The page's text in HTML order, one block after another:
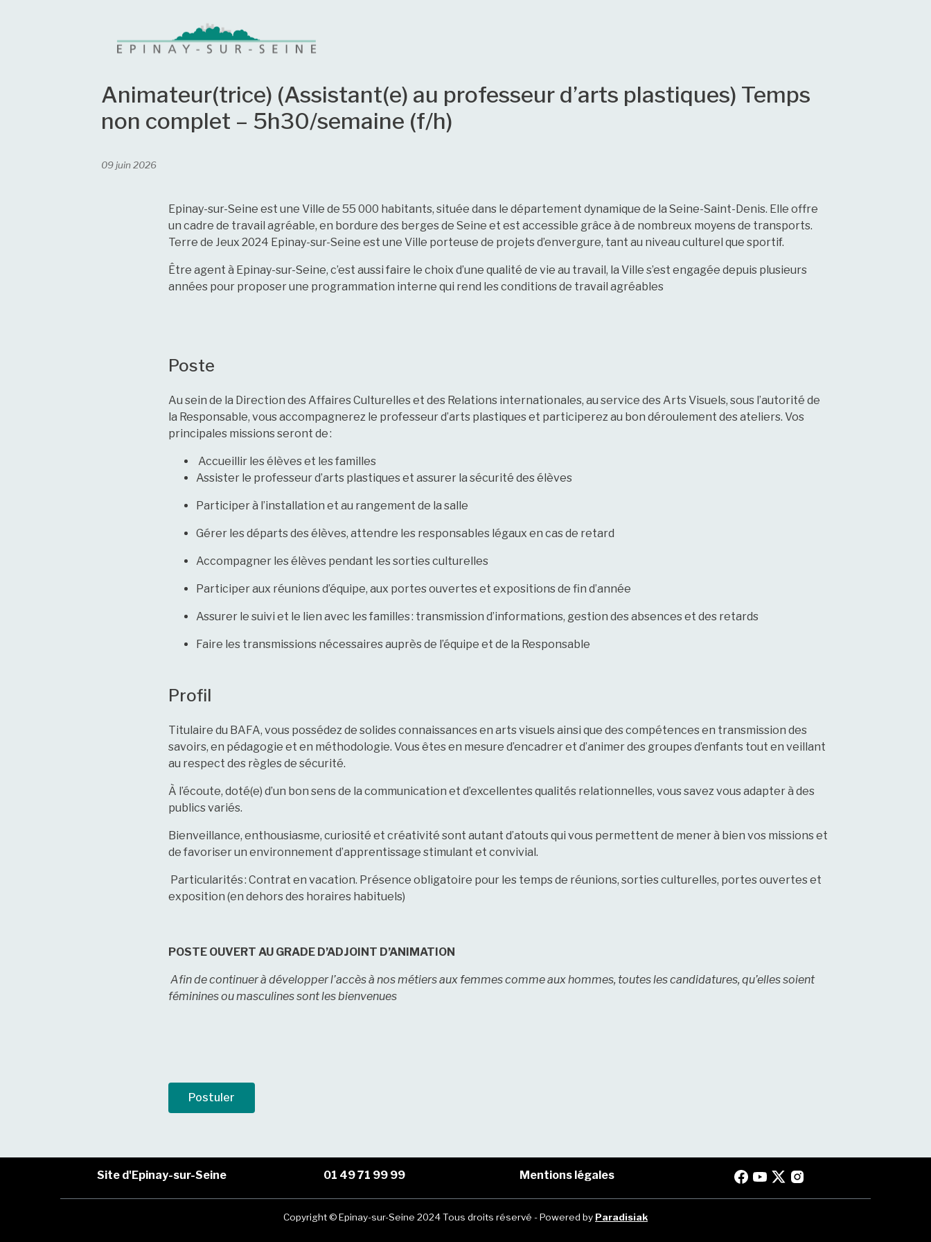
Animateur(trice) (Assistant(e) au professeur d’arts plastiques) Temps
non complet – 5h30/semaine (f/h)
09 juin 2026
Epinay-sur-Seine est une Ville de 55 000 habitants, située dans le département dynamique de la Seine-Saint-Denis. Elle offre
un cadre de travail agréable, en bordure des berges de Seine et est accessible grâce à de nombreux moyens de transports.
Terre de Jeux 2024 Epinay-sur-Seine est une Ville porteuse de projets d’envergure, tant au niveau culturel que sportif.
Être agent à Epinay-sur-Seine, c’est aussi faire le choix d’une qualité de vie au travail, la Ville s’est engagée depuis plusieurs
années pour proposer une programmation interne qui rend les conditions de travail agréables
Poste
Au sein de la Direction des Affaires Culturelles et des Relations internationales, au service des Arts Visuels, sous l’autorité de
la Responsable, vous accompagnerez le professeur d’arts plastiques et participerez au bon déroulement des ateliers. Vos
principales missions seront de :
Accueillir les élèves et les familles
Assister le professeur d’arts plastiques et assurer la sécurité des élèves
Participer à l’installation et au rangement de la salle
Gérer les départs des élèves, attendre les responsables légaux en cas de retard
Accompagner les élèves pendant les sorties culturelles
Participer aux réunions d’équipe, aux portes ouvertes et expositions de fin d’année
Assurer le suivi et le lien avec les familles : transmission d’informations, gestion des absences et des retards
Faire les transmissions nécessaires auprès de l’équipe et de la Responsable
Profil
Titulaire du BAFA, vous possédez de solides connaissances en arts visuels ainsi que des compétences en transmission des
savoirs, en pédagogie et en méthodologie. Vous êtes en mesure d’encadrer et d’animer des groupes d’enfants tout en veillant
au respect des règles de sécurité.
À l’écoute, doté(e) d’un bon sens de la communication et d’excellentes qualités relationnelles, vous savez vous adapter à des
publics variés.
Bienveillance, enthousiasme, curiosité et créativité sont autant d’atouts qui vous permettent de mener à bien vos missions et
de favoriser un environnement d’apprentissage stimulant et convivial.
Particularités : Contrat en vacation. Présence obligatoire pour les temps de réunions, sorties culturelles, portes ouvertes et
exposition (en dehors des horaires habituels)
POSTE OUVERT AU GRADE D’ADJOINT D’ANIMATION
Afin de continuer à développer l’accès à nos métiers aux femmes comme aux hommes, toutes les candidatures, qu’elles soient
féminines ou masculines sont les bienvenues
Postuler
Site d'Epinay-sur-Seine 01 49 71 99 99 Mentions légales
Copyright © Epinay-sur-Seine 2024 Tous droits réservé - Powered by Paradisiak